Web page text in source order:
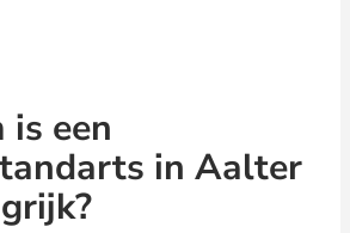
is een
in Aalter